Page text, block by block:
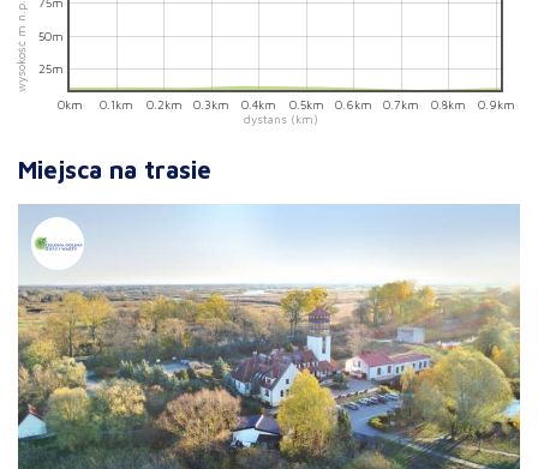
dystans (km)
wysokość m n.p.m.
0km 0.1km 0.2km 0.3km 0.4km 0.5km 0.6km 0.7km 0.8km 0.9km
25m
50m
Miejsca na trasie